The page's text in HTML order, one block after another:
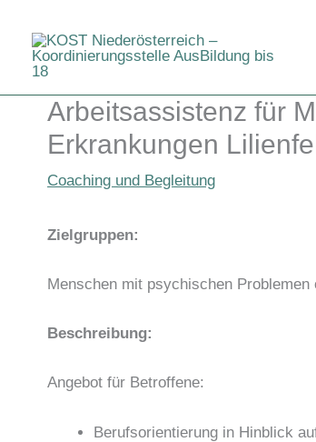
Inhalt
springen
Arbeitsassistenz für
Erkrankungen
Coaching und Begleitung
Zielgruppen:
Menschen mit psychischen Problemen
Beschreibung:
Angebot für Betroffene:
Berufsorientierung in Hinblick